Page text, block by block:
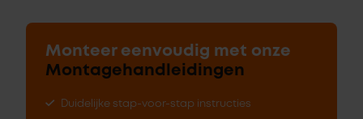
Monteer eenvoudig met onze
Montagehandleidingen
Duidelijke stap-voor-stap instructies